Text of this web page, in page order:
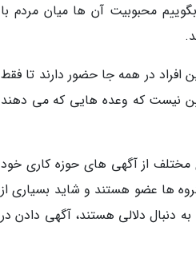
محبوبیت آن ها میان مردم با
در همه جا حضور دارند تا فقط
نیست که وعده هایی که می دهند
مختلف از آگهی های حوزه کاری خود
گروه ها عضو هستند و شاید بسیاری از
دنبال دلالی هستند، آگهی دادن در